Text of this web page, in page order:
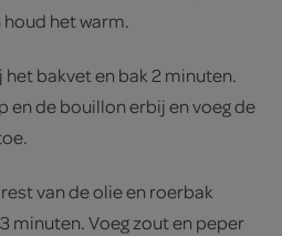
het warm.
het bakvet en bak 2 minuten.
en de bouillon erbij en voeg de
van de olie en roerbak
minuten. Voeg zout en peper